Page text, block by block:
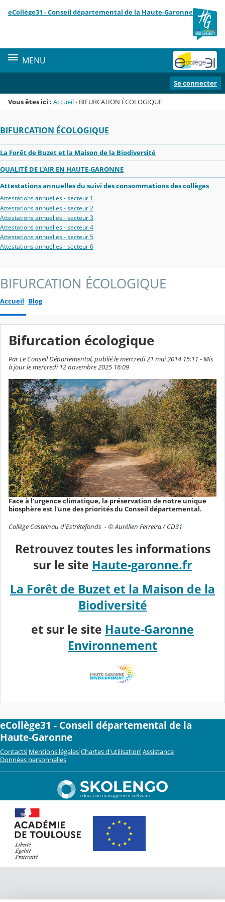
Menu de la rubrique
Contenu
eCollège31 - Conseil départemental de la Haute-Garonne
MENU
Se connecter
Vous êtes ici : Accueil› BIFURCATION ÉCOLOGIQUE
BIFURCATION ÉCOLOGIQUE
La Forêt de Buzet et la Maison de la Biodiversité
QUALITÉ DE L'AIR EN HAUTE-GARONNE
Attestations annuelles du suivi des consommations des collèges
Attestations annuelles - secteur 1
Attestations annuelles - secteur 2
Attestations annuelles - secteur 3
Attestations annuelles - secteur 4
Attestations annuelles - secteur 5
Attestations annuelles - secteur 6
BIFURCATION ÉCOLOGIQUE
Accueil Blog
Bifurcation écologique
Par Le Conseil Départemental, publié le mercredi 21 mai 2014 15:11 - Mis
à jour le mercredi 12 novembre 2025 16:09
Face à l'urgence climatique, la préservation de notre unique
biosphère est l'une des priorités du Conseil départemental.
Collège Castelnau d'Estrétefonds - © Aurélien Ferreira / CD31
Retrouvez toutes les informations
sur le site Haute-garonne.fr
La Forêt de Buzet et la Maison de la
Biodiversité
et sur le site Haute-Garonne
Environnement
eCollège31 - Conseil départemental de la
Haute-Garonne
Contacts Mentions légales Chartes d'utilisation Assistance
Données personnelles